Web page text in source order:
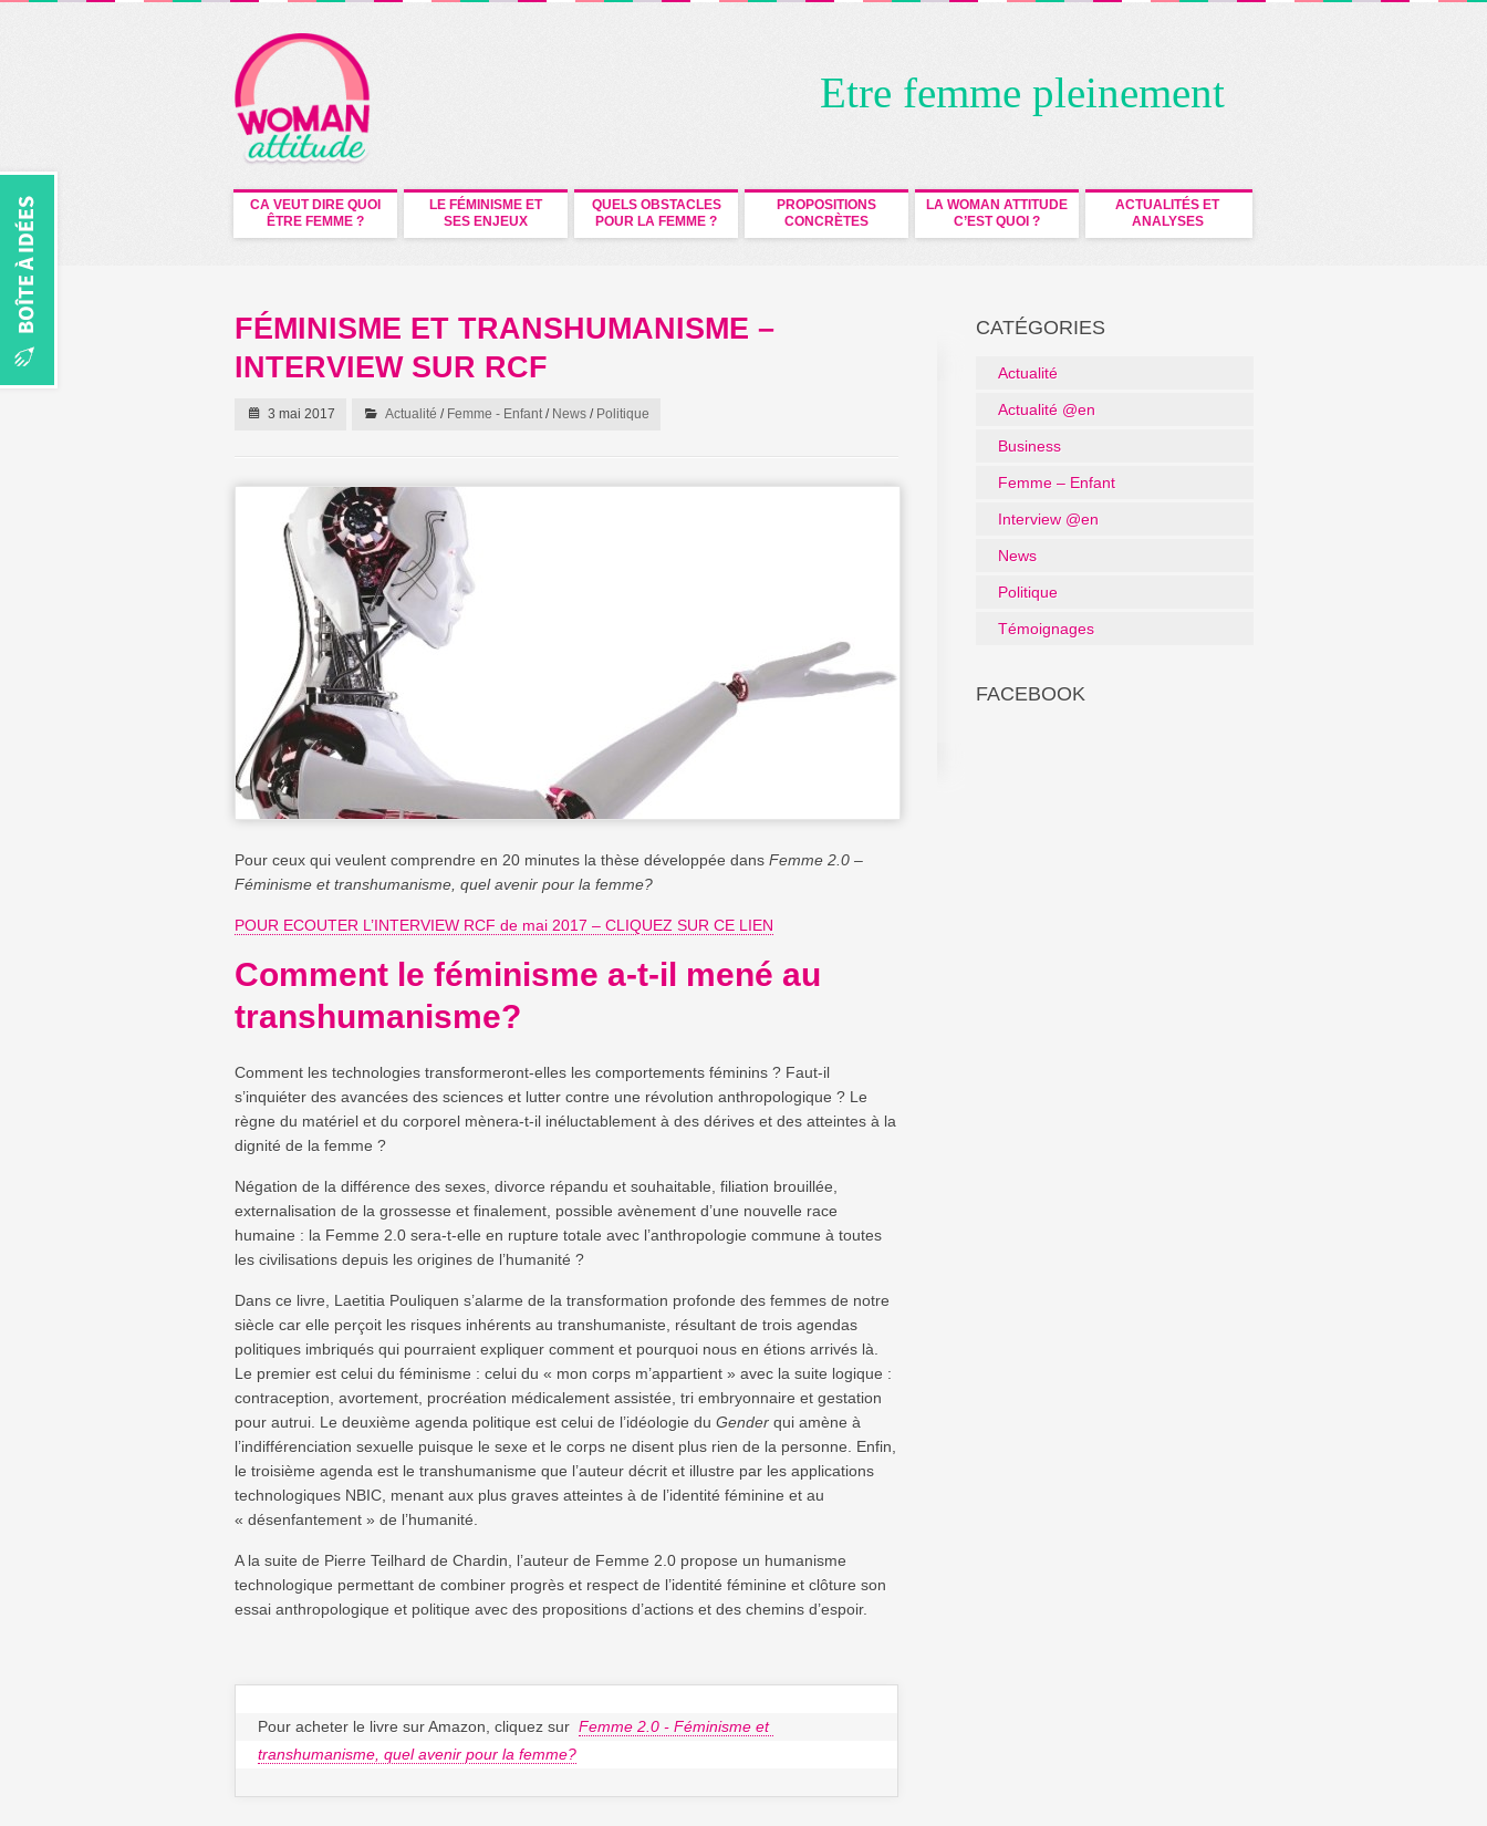
Etre femme pleinement
CA VEUT DIRE QUOI
ÊTRE FEMME ?
LE FÉMINISME ET
SES ENJEUX
QUELS OBSTACLES
POUR LA FEMME ?
PROPOSITIONS
CONCRÈTES
LA WOMAN ATTITUDE
C’EST QUOI ?
ACTUALITÉS ET
ANALYSES
FÉMINISME ET TRANSHUMANISME –
INTERVIEW SUR RCF
3 mai 2017 Actualité / Femme - Enfant/ News / Politique
Pour ceux qui veulent comprendre en 20 minutes la thèse développée dans Femme 2.0 –
Féminisme et transhumanisme, quel avenir pour la femme?
POUR ECOUTER L’INTERVIEW RCF de mai 2017 – CLIQUEZ SUR CE LIEN
Comment le féminisme a-t-il mené au
transhumanisme?
Comment les technologies transformeront-elles les comportements féminins ? Faut-il
s’inquiéter des avancées des sciences et lutter contre une révolution anthropologique ? Le
règne du matériel et du corporel mènera-t-il inéluctablement à des dérives et des atteintes à la
dignité de la femme ?
Négation de la différence des sexes, divorce répandu et souhaitable, filiation brouillée,
externalisation de la grossesse et finalement, possible avènement d’une nouvelle race
humaine : la Femme 2.0 sera-t-elle en rupture totale avec l’anthropologie commune à toutes
les civilisations depuis les origines de l’humanité ?
Dans ce livre, Laetitia Pouliquen s’alarme de la transformation profonde des femmes de notre
siècle car elle perçoit les risques inhérents au transhumaniste, résultant de trois agendas
politiques imbriqués qui pourraient expliquer comment et pourquoi nous en étions arrivés là.
Le premier est celui du féminisme : celui du « mon corps m’appartient » avec la suite logique :
contraception, avortement, procréation médicalement assistée, tri embryonnaire et gestation
pour autrui. Le deuxième agenda politique est celui de l’idéologie du Gender qui amène à
l’indifférenciation sexuelle puisque le sexe et le corps ne disent plus rien de la personne. Enfin,
le troisième agenda est le transhumanisme que l’auteur décrit et illustre par les applications
technologiques NBIC, menant aux plus graves atteintes à de l’identité féminine et au
« désenfantement » de l’humanité.
A la suite de Pierre Teilhard de Chardin, l’auteur de Femme 2.0 propose un humanisme
technologique permettant de combiner progrès et respect de l’identité féminine et clôture son
essai anthropologique et politique avec des propositions d’actions et des chemins d’espoir.
Pour acheter le livre sur Amazon, cliquez sur Femme 2.0 - Féminisme et
transhumanisme, quel avenir pour la femme?
CATÉGORIES
Actualité
Actualité @en
Business
Femme – Enfant
Interview @en
News
Politique
Témoignages
FACEBOOK